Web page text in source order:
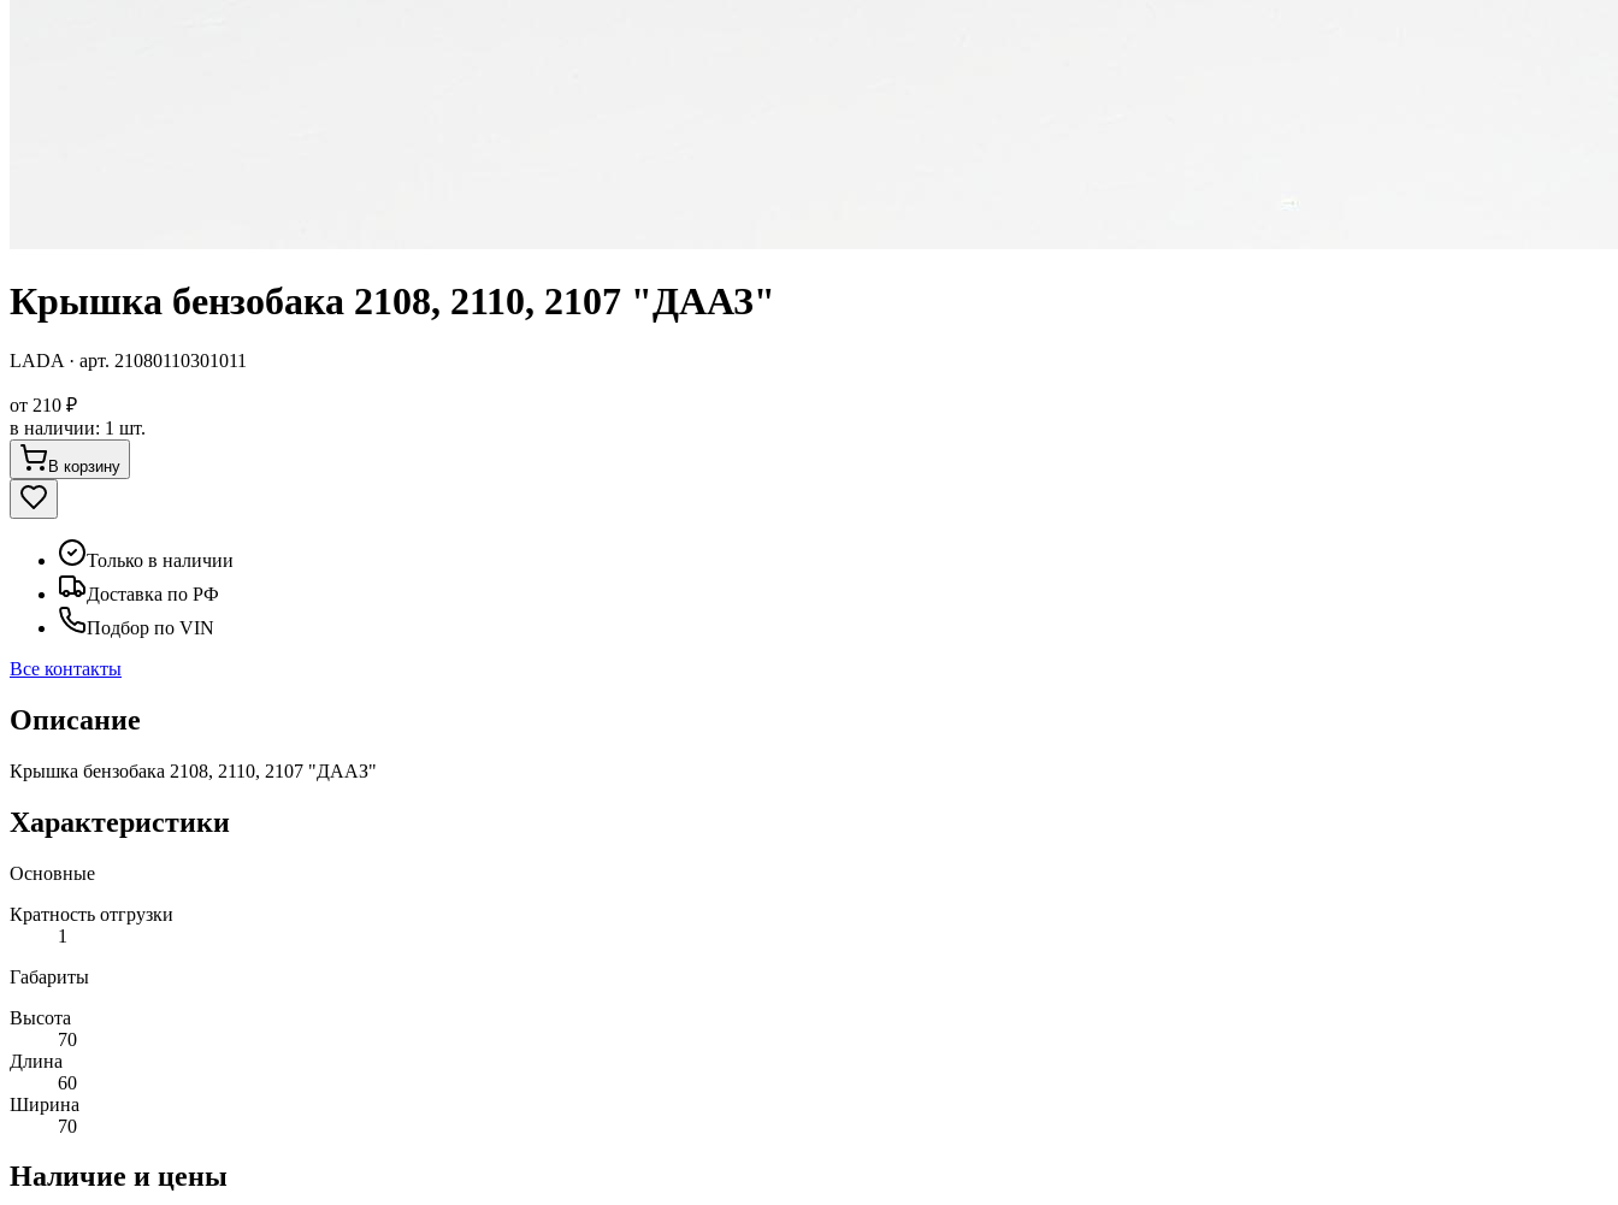
Крышка бензобака 2108, 2110, 2107 "ДААЗ"
LADA · арт. 21080110301011
от 210 ₽
в наличии: 1 шт.
В корзину
Только в наличии
Доставка по РФ
Подбор по VIN
Все контакты
Описание
Крышка бензобака 2108, 2110, 2107 "ДААЗ"
Характеристики
Основные
Кратность отгрузки
1
Габариты
Высота
70
Длина
60
Ширина
70
Наличие и цены